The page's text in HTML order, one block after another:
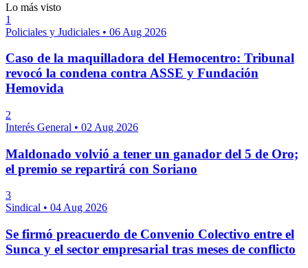
Lo más visto
1
Policiales y Judiciales • 06 Aug 2026
Caso de la maquilladora del Hemocentro: Tribunal
revocó la condena contra ASSE y Fundación
Hemovida
2
Interés General • 02 Aug 2026
Maldonado volvió a tener un ganador del 5 de Oro;
el premio se repartirá con Soriano
3
Sindical • 04 Aug 2026
Se firmó preacuerdo de Convenio Colectivo entre el
Sunca y el sector empresarial tras meses de conflicto